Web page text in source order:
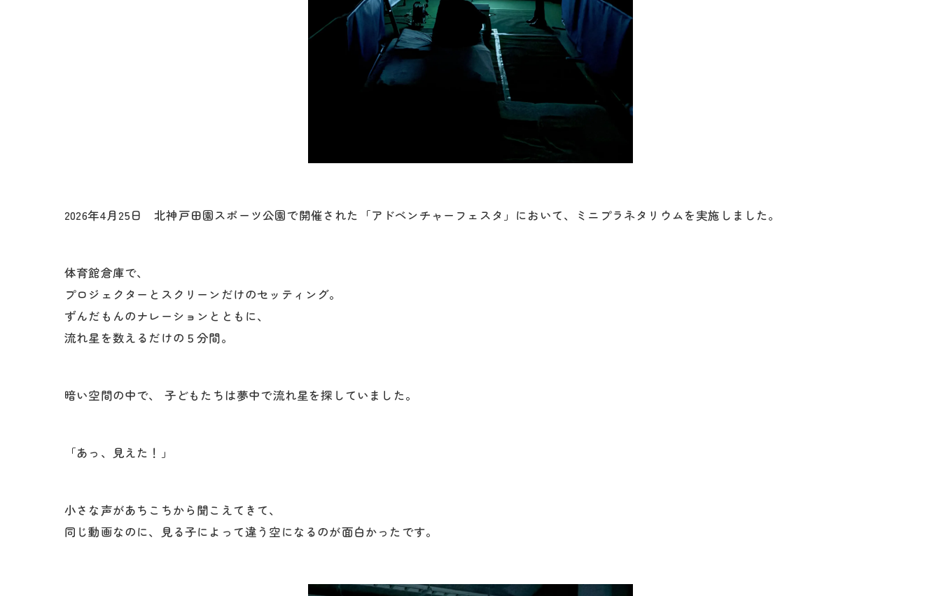
2026年4月25日 北神戸田園スポーツ公園で開催された「アドベンチャーフェスタ」において、ミニプラネタリウムを実施しました。
体育館倉庫で、
プロジェクターとスクリーンだけのセッティング。
ずんだもんのナレーションとともに、
流れ星を数えるだけの５分間。
暗い空間の中で、 子どもたちは夢中で流れ星を探していました。
「あっ、見えた！」
小さな声があちこちから聞こえてきて、
同じ動画なのに、見る子によって違う空になるのが面白かったです。